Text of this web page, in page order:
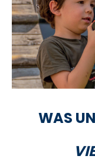
WAS